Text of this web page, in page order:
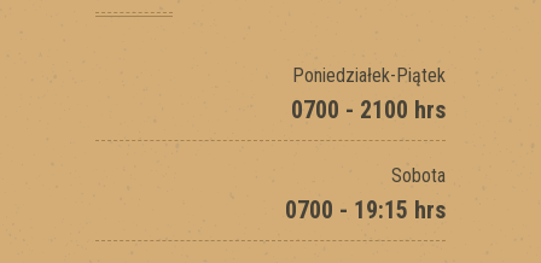
Poniedziałek-Piątek
0700 - 2100 hrs
Sobota
0700 - 19:15 hrs